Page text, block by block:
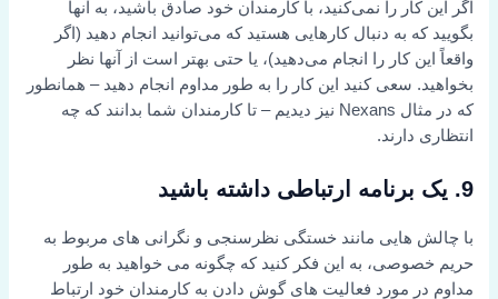
اگر این کار را نمی‌کنید، با کارمندان خود صادق باشید، به آنها
بگویید که به دنبال کارهایی هستید که می‌توانید انجام دهید (اگر
واقعاً این کار را انجام می‌دهید)، یا حتی بهتر است از آنها نظر
بخواهید. سعی کنید این کار را به طور مداوم انجام دهید – همانطور
که در مثال Nexans نیز دیدیم – تا کارمندان شما بدانند که چه
انتظاری دارند.
9. یک برنامه ارتباطی داشته باشید
با چالش هایی مانند خستگی نظرسنجی و نگرانی های مربوط به
حریم خصوصی، به این فکر کنید که چگونه می خواهید به طور
مداوم در مورد فعالیت های گوش دادن به کارمندان خود ارتباط